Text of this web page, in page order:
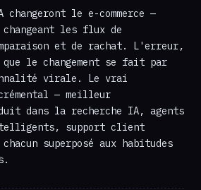
changeront le e-commerce —
changeant les flux de
et de rachat. L'erreur,
le changement se fait par
virale. Le vrai
— meilleur
dans la recherche IA, agents
support client
superposé aux habitudes